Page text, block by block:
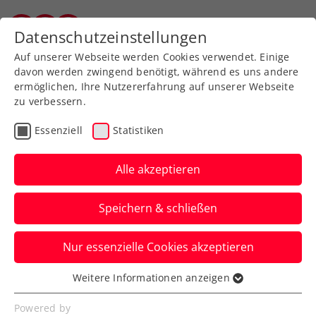
Zurück zur Newsübersicht
Rollstuhltennis
Rollstuhltennis: Taucher
kürt sich erneut zum
Doppelweltmeister
Die Nummer eins der Jugendweltrangliste
feiert nach 2023 wieder den WM-Titel im
Einzel und Doppel.
Verfasst von: Stefan Schuh, 27.01.2025
Datenschutzeinstellungen
Auf unserer Webseite werden Cookies verwendet. Einige
davon werden zwingend benötigt, während es uns andere
ermöglichen, Ihre Nutzererfahrung auf unserer Webseite
zu verbessern.
Essenziell Statistiken
Alle akzeptieren
Speichern & schließen
Nur essenzielle Cookies akzeptieren
Essenziell
Essenzielle Cookies werden für grundlegende
Weitere Informationen anzeigen
Powered by